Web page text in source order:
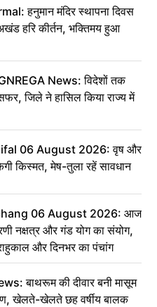
हनुमान मंदिर स्थापना दिवस
हरि कीर्तन, भक्तिमय हुआ
News: विदेशों तक
जिले ने हासिल किया राज्य में
06 August 2026: वृष और
किस्मत, मेष-तुला रहें सावधान
06 August 2026: आज
नक्षत्र और गंड योग का संयोग,
और दिनभर का पंचांग
बाथरूम की दीवार बनी मासूम
खेलते-खेलते छह वर्षीय बालक